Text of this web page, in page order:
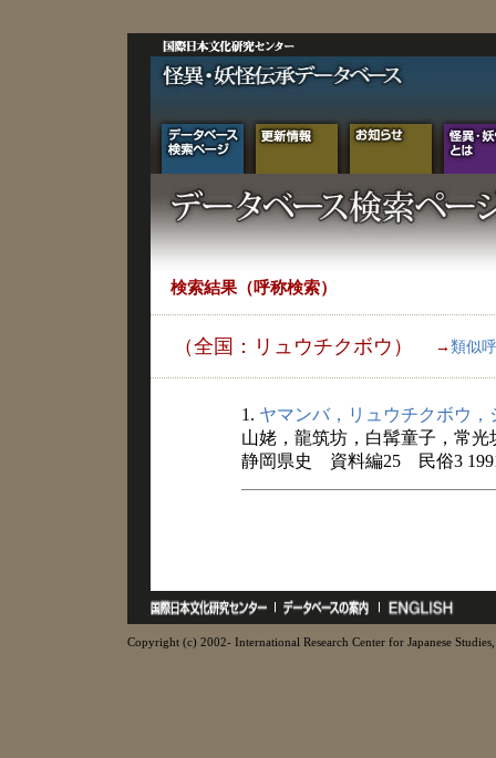
検索結果（呼称検索）
（全国：リュウチクボウ） → 類似
1. ヤマンバ，リュウチクボウ
山姥，龍筑坊，白髯童子，常光
静岡県史 資料編25 民俗3
Copyright (c) 2002- International Research Center for Japanese